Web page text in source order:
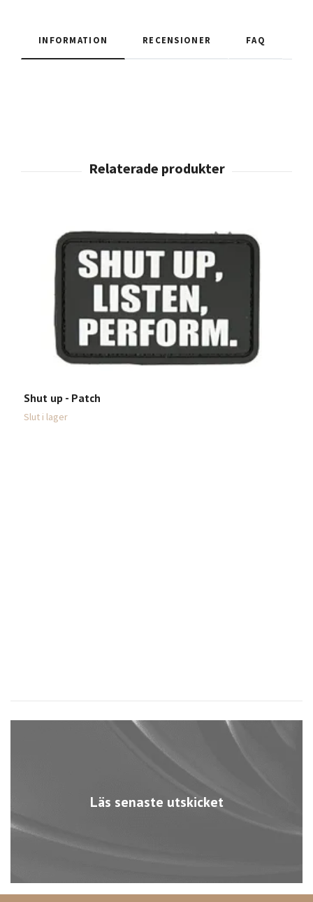
Läs senaste utskicket
INFORMATION RECENSIONER FAQ
Shut up - Patch
Slut i lager